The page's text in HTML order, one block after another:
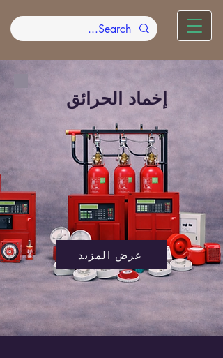
إخماد الحرائق
عرض المزيد